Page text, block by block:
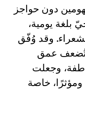
دون حواجز
بلغة يومية،
وقد وُفّق
تُضعف عمق
وجعلت
ومؤثرًا، خاصة